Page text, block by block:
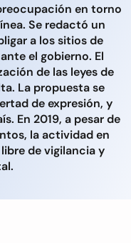
en torno
Se redactó un
a los sitios de
el gobierno. El
de las leyes de
La propuesta se
de expresión, y
En 2019, a pesar de
la actividad en
de vigilancia y